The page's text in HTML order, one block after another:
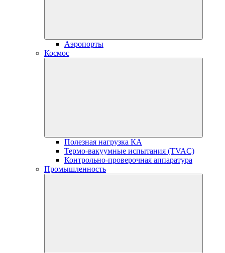
Аэропорты
Космос
Полезная нагрузка КА
Термо-вакуумные испытания (TVAC)
Контрольно-проверочная аппаратура
Промышленность